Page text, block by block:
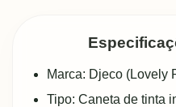
Marca: Djeco (Lovely
Tipo: Caneta de tinta